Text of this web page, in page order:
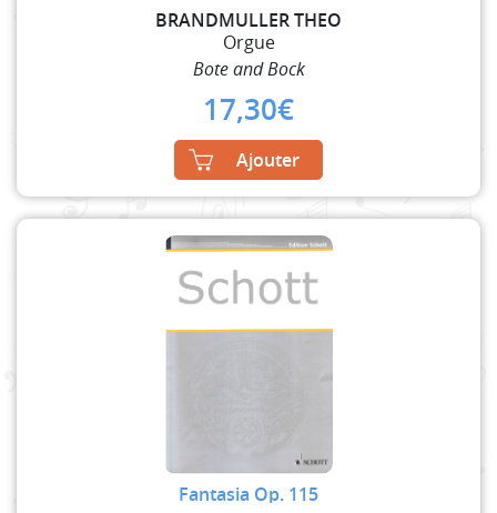
BRANDMULLER THEO
Orgue
Bote and Bock
17,30€
Ajouter
Fantasia Op. 115